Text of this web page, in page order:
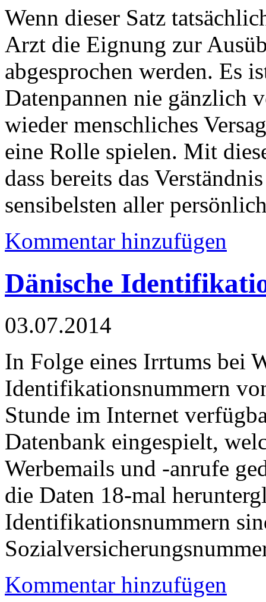
Wenn dieser Satz
Arzt die Eignung zur
abgesprochen werden. Es
Datenpannen nie gänzlich
wieder menschliches
eine Rolle spielen. Mit
dass bereits das
sensibelsten aller
Kommentar hinzufügen
Dänische
03.07.2014
In Folge eines Irrtums bei
Identifikationsnummern
Stunde im Internet
Datenbank eingespielt,
Werbemails und -anrufe
die Daten 18-mal
Identifikationsnummern
Kommentar hinzufügen